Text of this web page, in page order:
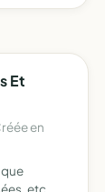
Et
en
etc...à